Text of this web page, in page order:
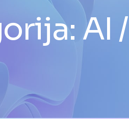
AI